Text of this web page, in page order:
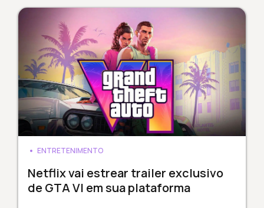
ENTRETENIMENTO
Netflix vai estrear trailer exclusivo
de GTA VI em sua plataforma